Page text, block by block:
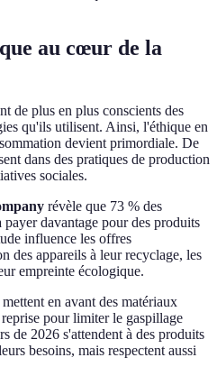
au cœur de la
de plus en plus conscients des
qu'ils utilisent. Ainsi, l'éthique en
devient primordiale. De
dans des pratiques de production
sociales.
révèle que 73 % des
payer davantage pour des produits
influence les offres
des appareils à leur recyclage, les
empreinte écologique.
en avant des matériaux
pour limiter le gaspillage
de 2026 s'attendent à des produits
besoins, mais respectent aussi